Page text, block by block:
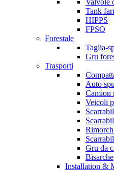
Tank
HIPPS
FPSO
Forestale
Taglia-
Gru
Trasporti
Auto
Camion
Veicoli
Gru da
Bisarche
Installation &